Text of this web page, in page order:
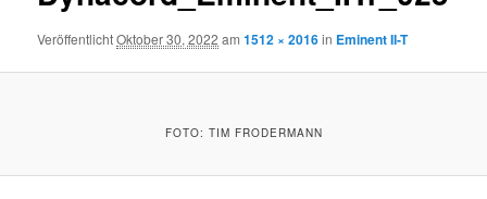
VeröffentlichtOktober 30, 2022 am1512 × 2016in Eminent II-T
FOTO: TIM FRODERMANN